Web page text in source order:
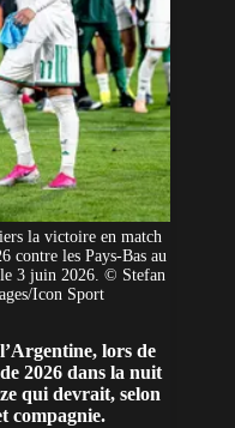
la victoire en match
contre les Pays-Bas au
le 3 juin 2026. © Stefan
Icon Sport
lors de
2026 dans la nuit
qui devrait, selon
compagnie.